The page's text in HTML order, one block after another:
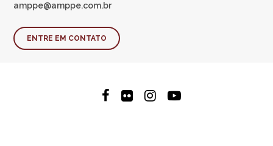
amppe@amppe.com.br
ENTRE EM CONTATO